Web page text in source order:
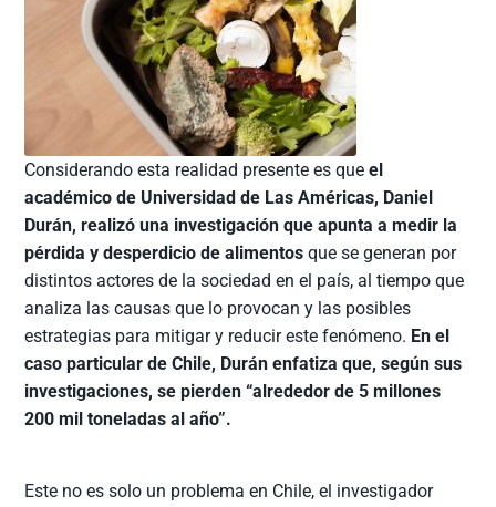
Considerando esta realidad presente es queel
académico de Universidad de Las Américas, Daniel
Durán, realizó una investigación que apunta a medir la
pérdida y desperdicio de alimentosque se generan por
distintos actores de la sociedad en el país, al tiempo que
analiza las causas que lo provocan y las posibles
estrategias para mitigar y reducir este fenómeno. En el
caso particular de Chile, Durán enfatiza que, según sus
investigaciones, se pierden “alrededor de 5 millones
200 mil toneladas al año”.
Este no es solo un problema en Chile, el investigador